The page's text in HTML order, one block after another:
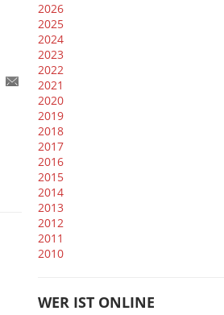
2026
2025
2024
2023
2022
2021
2020
2019
2018
2017
2016
2015
2014
2013
2012
2011
2010
WER IST ONLINE